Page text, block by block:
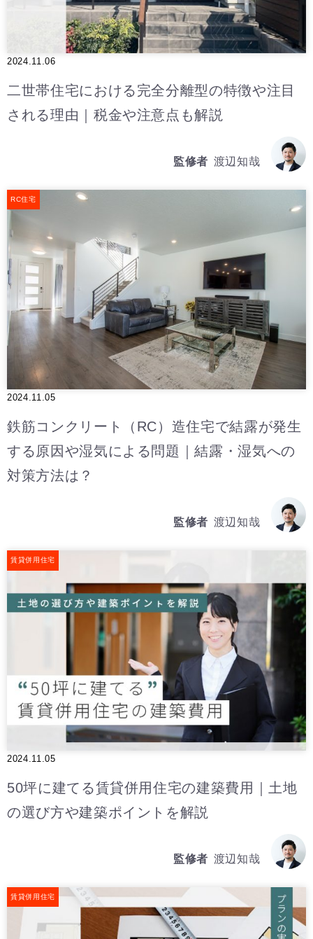
2024.11.06
二世帯住宅における完全分離型の特徴や注目
される理由｜税金や注意点も解説
監修者 渡辺知哉
RC住宅
2024.11.05
鉄筋コンクリート（RC）造住宅で結露が発生
する原因や湿気による問題｜結露・湿気への
対策方法は？
監修者 渡辺知哉
賃貸併用住宅
2024.11.05
50坪に建てる賃貸併用住宅の建築費用｜土地
の選び方や建築ポイントを解説
監修者 渡辺知哉
賃貸併用住宅